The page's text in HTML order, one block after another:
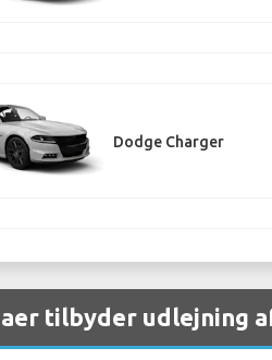
Dodge Charger
tilbyder udlejning